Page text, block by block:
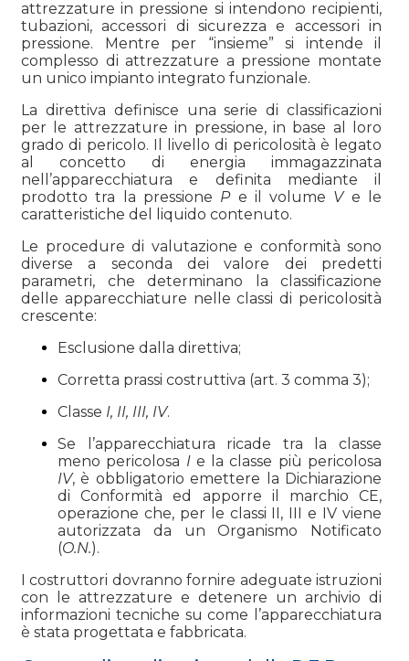
attrezzature in pressione si intendono recipienti,
tubazioni, accessori di sicurezza e accessori in
pressione. Mentre per “insieme” si intende il
complesso di attrezzature a pressione montate
un unico impianto integrato funzionale.
La direttiva definisce una serie di classificazioni
per le attrezzature in pressione, in base al loro
grado di pericolo. Il livello di pericolosità è legato
al concetto di energia immagazzinata
nell’apparecchiatura e definita mediante il
prodotto tra la pressione Pe il volume Ve le
caratteristiche del liquido contenuto.
Le procedure di valutazione e conformità sono
diverse a seconda dei valore dei predetti
parametri, che determinano la classificazione
delle apparecchiature nelle classi di pericolosità
crescente:
Esclusione dalla direttiva;
Corretta prassi costruttiva (art. 3 comma 3);
Classe I, II, III, IV.
Se l’apparecchiatura ricade tra la classe
meno pericolosa Ie la classe più pericolosa
IV, è obbligatorio emettere la Dichiarazione
di Conformità ed apporre il marchio CE,
operazione che, per le classi II, III e IV viene
autorizzata da un Organismo Notificato
(O.N.).
I costruttori dovranno fornire adeguate istruzioni
con le attrezzature e detenere un archivio di
informazioni tecniche su come l’apparecchiatura
è stata progettata e fabbricata.